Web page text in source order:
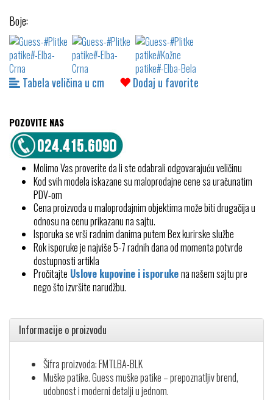
Boje:
Tabela veličina u cm Dodaj u favorite
POZOVITE NAS
Molimo Vas proverite da li ste odabrali odgovarajuću veličinu
Kod svih modela iskazane su maloprodajne cene sa uračunatim
PDV-om
Cena proizvoda u maloprodajnim objektima može biti drugačija u
odnosu na cenu prikazanu na sajtu.
Isporuka se vrši radnim danima putem Bex kurirske službe
Rok isporuke je najviše 5-7 radnih dana od momenta potvrde
dostupnosti artikla
Pročitajte Uslove kupovine i isporukena našem sajtu pre
nego što izvršite narudžbu.
Informacije o proizvodu
Šifra proizvoda: FMTLBA-BLK
Muške patike. Guess muške patike – prepoznatljiv brend,
udobnost i moderni detalji u jednom.